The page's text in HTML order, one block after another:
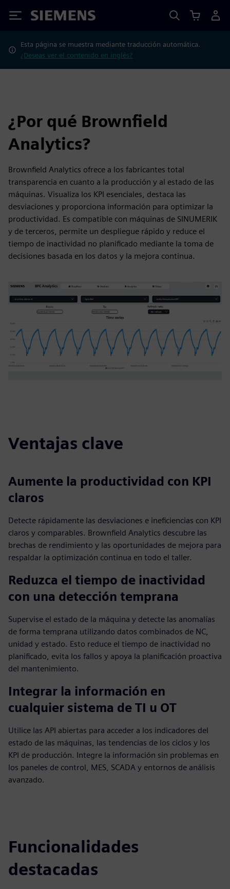
Siemens
Esta página se muestra mediante traducción automática.
¿Deseas ver el contenido en inglés?
¿Por qué Brownfield
Analytics?
Brownfield Analytics ofrece a los fabricantes total
transparencia en cuanto a la producción y al estado de las
máquinas. Visualiza los KPI esenciales, destaca las
desviaciones y proporciona información para optimizar la
productividad. Es compatible con máquinas de SINUMERIK
y de terceros, permite un despliegue rápido y reduce el
tiempo de inactividad no planificado mediante la toma de
decisiones basada en los datos y la mejora continua.
Ventajas clave
Aumente la productividad con KPI
claros
Detecte rápidamente las desviaciones e ineficiencias con KPI
claros y comparables. Brownfield Analytics descubre las
brechas de rendimiento y las oportunidades de mejora para
respaldar la optimización continua en todo el taller.
Reduzca el tiempo de inactividad
con una detección temprana
Supervise el estado de la máquina y detecte las anomalías
de forma temprana utilizando datos combinados de NC,
unidad y estado. Esto reduce el tiempo de inactividad no
planificado, evita los fallos y apoya la planificación proactiva
del mantenimiento.
Integrar la información en
cualquier sistema de TI u OT
Utilice las API abiertas para acceder a los indicadores del
estado de las máquinas, las tendencias de los ciclos y los
KPI de producción. Integre la información sin problemas en
los paneles de control, MES, SCADA y entornos de análisis
avanzado.
Funcionalidades
destacadas